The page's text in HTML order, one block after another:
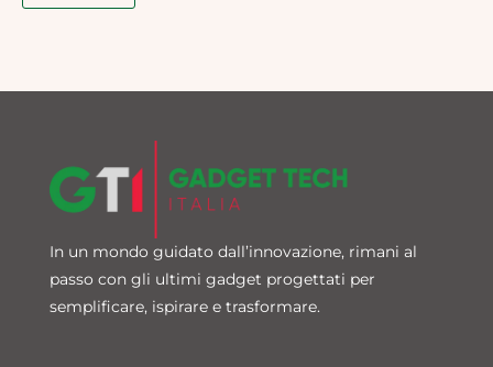
In un mondo guidato dall’innovazione, rimani al
passo con gli ultimi gadget progettati per
semplificare, ispirare e trasformare.